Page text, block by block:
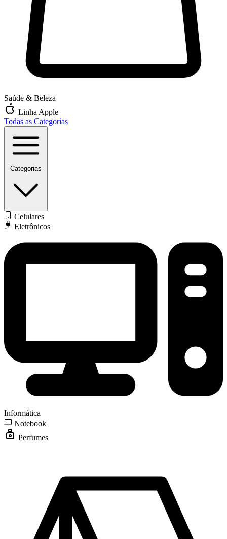
Saúde & Beleza
Linha Apple
Todas as Categorias
Categorias
Celulares
Eletrônicos
Informática
Notebook
Perfumes